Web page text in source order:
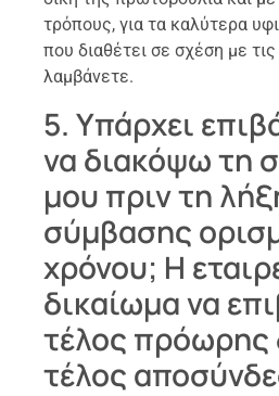
τρόπους, για τα καλύτερα
που διαθέτει σε σχέση με
λαμβάνετε.
5. Υπάρχει
να διακόψω τη
μου πριν τη
σύμβασης
χρόνου; Η
δικαίωμα να
τέλος πρόωρης
τέλος